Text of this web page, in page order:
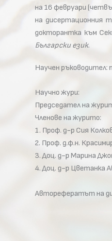
на 16 февруари
на дисертационния
докторантка към
Български език.
Научен ръководител:
Научно жури:
Председател на
Членове на журито:
1. Проф. д-р Сия
2. Проф. д.ф.н.
3. Доц. д-р Марина
4. Доц. д-р Цветанка
Авторефератът на